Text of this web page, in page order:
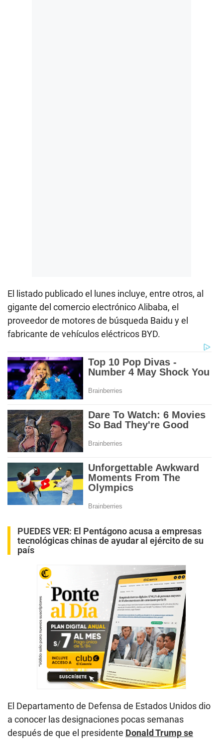
El listado publicado el lunes incluye, entre otros, al
gigante del comercio electrónico Alibaba, el
proveedor de motores de búsqueda Baidu y el
fabricante de vehículos eléctricos BYD.
PUEDES VER: El Pentágono acusa a empresas
tecnológicas chinas de ayudar al ejército de su
país
El Departamento de Defensa de Estados Unidos dio
a conocer las designaciones pocas semanas
después de que el presidente Donald Trump se